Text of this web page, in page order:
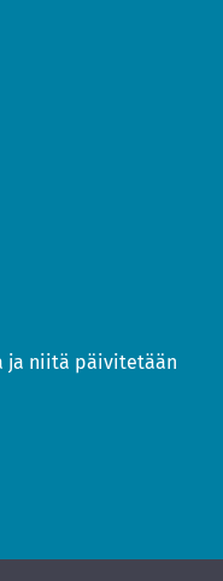
ja niitä päivitetään